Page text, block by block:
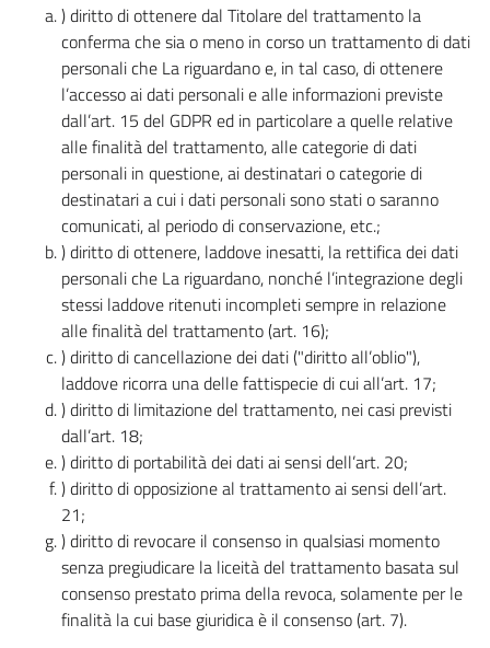
) diritto di ottenere dal Titolare del trattamento la
conferma che sia o meno in corso un trattamento di dati
personali che La riguardano e, in tal caso, di ottenere
l’accesso ai dati personali e alle informazioni previste
dall’art. 15 del GDPR ed in particolare a quelle relative
alle finalità del trattamento, alle categorie di dati
personali in questione, ai destinatari o categorie di
destinatari a cui i dati personali sono stati o saranno
comunicati, al periodo di conservazione, etc.;
) diritto di ottenere, laddove inesatti, la rettifica dei dati
personali che La riguardano, nonché l’integrazione degli
stessi laddove ritenuti incompleti sempre in relazione
alle finalità del trattamento (art. 16);
) diritto di cancellazione dei dati ("diritto all’oblio"),
laddove ricorra una delle fattispecie di cui all’art. 17;
) diritto di limitazione del trattamento, nei casi previsti
dall’art. 18;
) diritto di portabilità dei dati ai sensi dell’art. 20;
) diritto di opposizione al trattamento ai sensi dell’art.
21;
) diritto di revocare il consenso in qualsiasi momento
senza pregiudicare la liceità del trattamento basata sul
consenso prestato prima della revoca, solamente per le
finalità la cui base giuridica è il consenso (art. 7).